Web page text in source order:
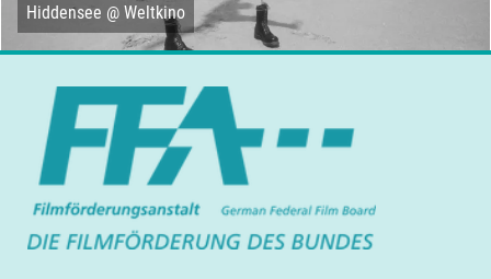
Hiddensee @ Weltkino